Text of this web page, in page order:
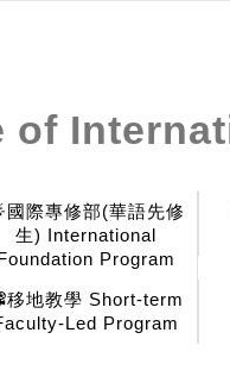
of
國際專修部(華語先修
生) International
Program
地教學 Short-term
Led Program